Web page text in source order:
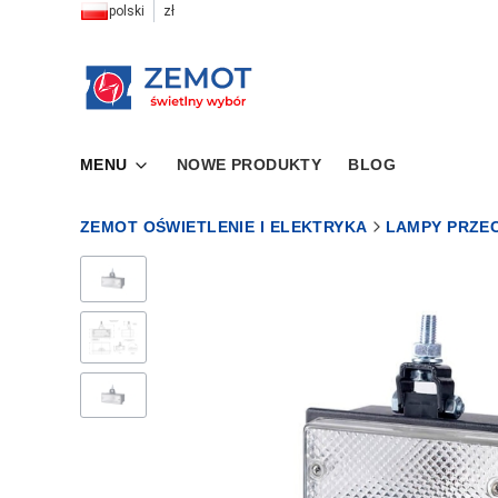
polski zł
MENU NOWE PRODUKTY BLOG
ZEMOT OŚWIETLENIE I ELEKTRYKA LAMPY